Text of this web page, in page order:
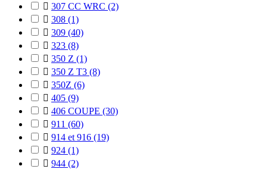
 307 CC WRC (2)
 308 (1)
 309 (40)
 323 (8)
 350 Z (1)
 350 Z T3 (8)
 350Z (6)
 405 (9)
 406 COUPE (30)
 911 (60)
 914 et 916 (19)
 924 (1)
 944 (2)